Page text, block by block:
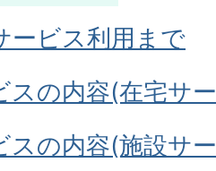
ービス利用まで
スの内容(在宅サ
スの内容(施設サ